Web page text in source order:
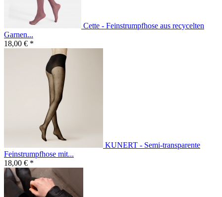
Cette - Feinstrumpfhose aus recycelten
Garnen...
18,00 € *
KUNERT - Semi-transparente
Feinstrumpfhose mit...
18,00 € *